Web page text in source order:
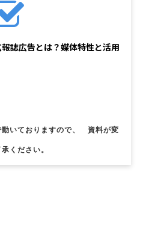
誌広告とは？媒体特性と活用
いておりますので、　資料が変
ください。